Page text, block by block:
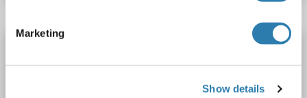
Marketing
Show details
Transmembrane 7 Superfamily Member 4
(TM7SF4) (AA 119-209) Antikörper (FITC)
Wirt: Kaninchen
Polyclonal